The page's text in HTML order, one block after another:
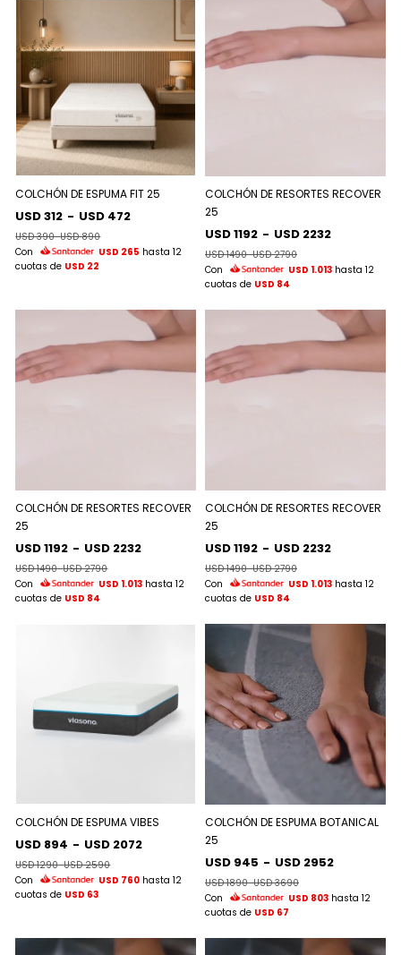
COLCHÓN DE ESPUMA FIT 25
USD 312 - USD 472
USD 390-USD 890
Con
USD 265 hasta 12
cuotas de USD 22
COLCHÓN DE RESORTES RECOVER
25
USD 1192 - USD 2232
USD 1490-USD 2790
Con
USD 1.013 hasta 12
cuotas de USD 84
COLCHÓN DE RESORTES RECOVER
25
USD 1192 - USD 2232
USD 1490-USD 2790
Con
USD 1.013 hasta 12
cuotas de USD 84
COLCHÓN DE RESORTES RECOVER
25
USD 1192 - USD 2232
USD 1490-USD 2790
Con
USD 1.013 hasta 12
cuotas de USD 84
COLCHÓN DE ESPUMA VIBES
USD 894 - USD 2072
USD 1290-USD 2590
Con
USD 760 hasta 12
cuotas de USD 63
COLCHÓN DE ESPUMA BOTANICAL
25
USD 945 - USD 2952
USD 1890-USD 3690
Con
USD 803 hasta 12
cuotas de USD 67